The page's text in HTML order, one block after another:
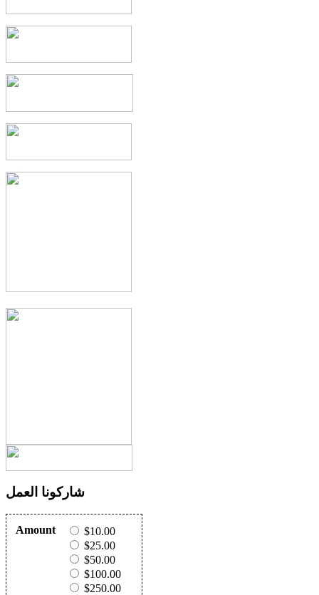
شاركونا العمل
Amount
$10.00
$25.00
$50.00
$100.00
$250.00